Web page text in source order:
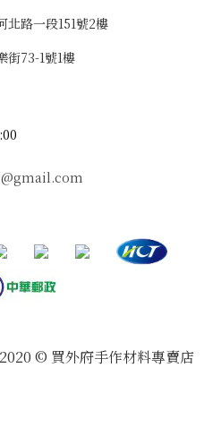
路一段151號2樓
街73-1號1樓
© 買外府手作材料專賣店